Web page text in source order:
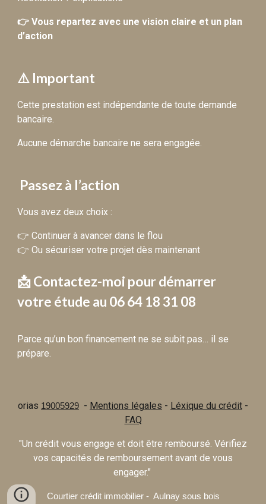
👉 Vous repartez avec une vision claire et un plan
d’action
⚠️ Important
Cette prestation est indépendante de toute demande
bancaire.
Aucune démarche bancaire ne sera engagée.
Passez à l’action
Vous avez deux choix :
👉 Continuer à avancer dans le flou
👉 Ou sécuriser votre projet dès maintenant
📩 Contactez-moi pour démarrer
votre étude au 06 64 18 31 08
Parce qu’un bon financement ne se subit pas… il se
prépare.
orias 19005929 - Mentions légales - Léxique du crédit -
FAQ
"Un crédit vous engage et doit être remboursé. Vérifiez
vos capacités de remboursement avant de vous
engager."
Courtier crédit immobilier - Aulnay sous bois